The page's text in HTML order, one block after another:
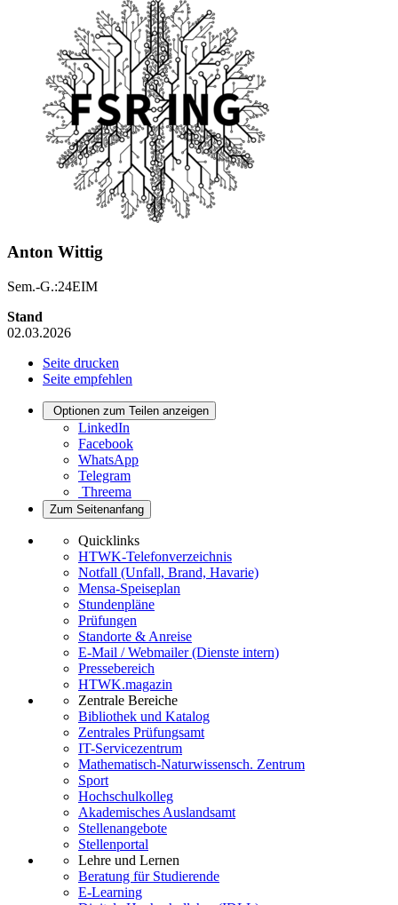
Anton Wittig
Sem.-G.:24EIM
Stand
02.03.2026
Seite drucken
Seite empfehlen
Optionen zum Teilen anzeigen
LinkedIn
Facebook
WhatsApp
Telegram
Threema
Zum Seitenanfang
Quicklinks
HTWK-Telefonverzeichnis
Notfall (Unfall, Brand, Havarie)
Mensa-Speiseplan
Stundenpläne
Prüfungen
Standorte & Anreise
E-Mail / Webmailer (Dienste intern)
Pressebereich
HTWK.magazin
Zentrale Bereiche
Bibliothek und Katalog
Zentrales Prüfungsamt
IT-Servicezentrum
Mathematisch-Naturwissensch. Zentrum
Sport
Hochschulkolleg
Akademisches Auslandsamt
Stellenangebote
Stellenportal
Lehre und Lernen
Beratung für Studierende
E-Learning